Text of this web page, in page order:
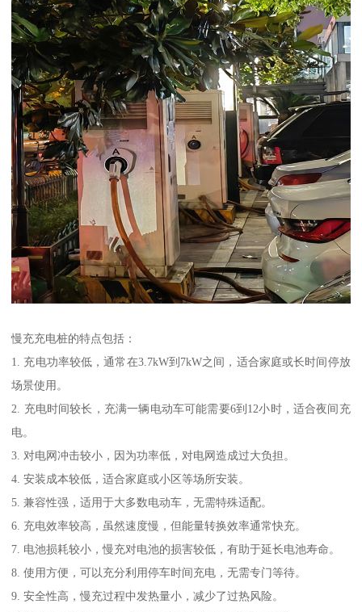
慢充充电桩的特点包括：
1. 充电功率较低，通常在3.7kW到7kW之间，适合家庭或长时间停放
场景使用。
2. 充电时间较长，充满一辆电动车可能需要6到12小时，适合夜间充
电。
3. 对电网冲击较小，因为功率低，对电网造成过大负担。
4. 安装成本较低，适合家庭或小区等场所安装。
5. 兼容性强，适用于大多数电动车，无需特殊适配。
6. 充电效率较高，虽然速度慢，但能量转换效率通常快充。
7. 电池损耗较小，慢充对电池的损害较低，有助于延长电池寿命。
8. 使用方便，可以充分利用停车时间充电，无需专门等待。
9. 安全性高，慢充过程中发热量小，减少了过热风险。